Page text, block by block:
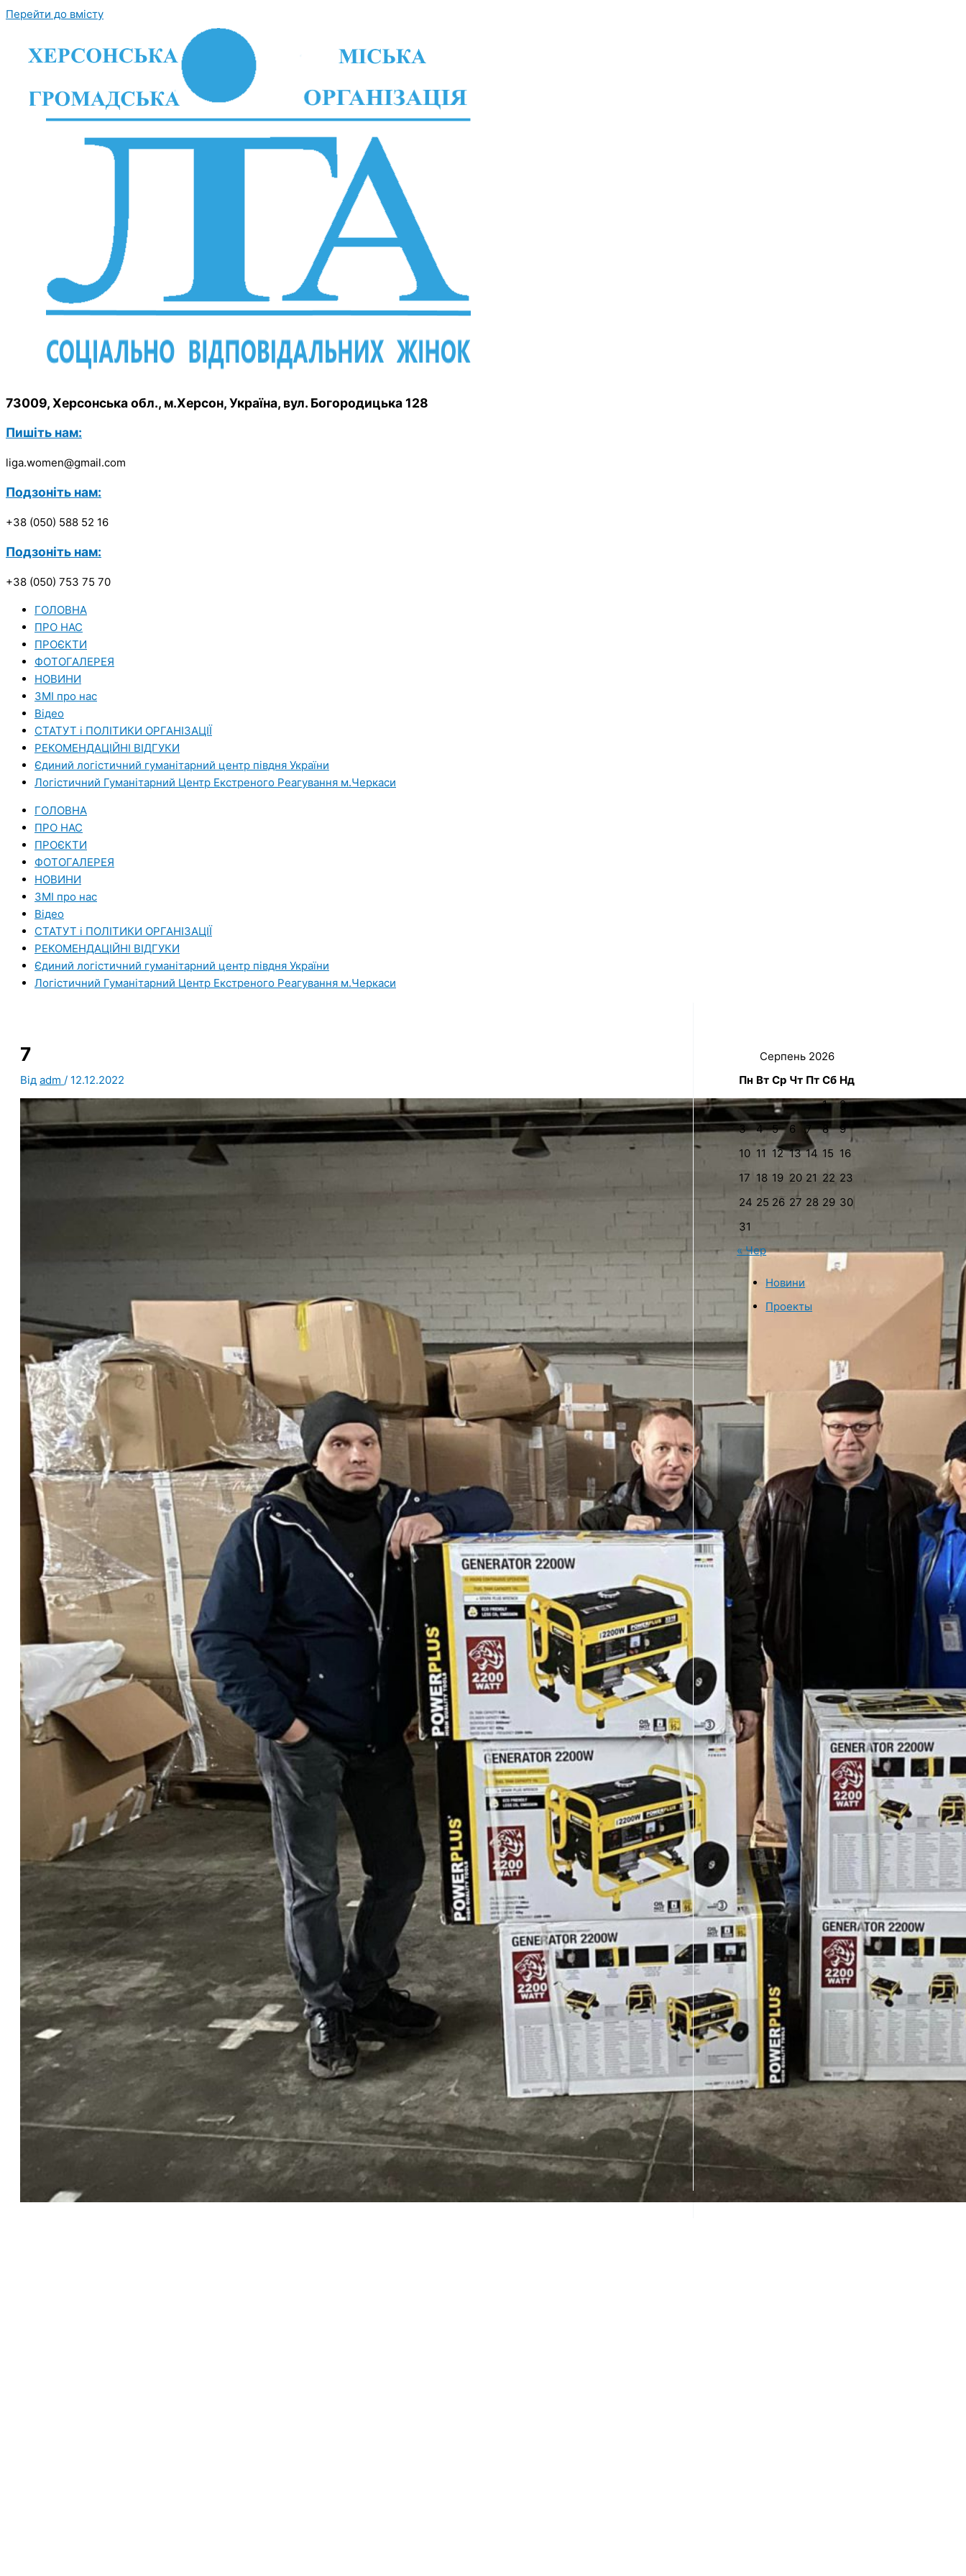
Перейти до вмісту
73009, Херсонська обл., м.Херсон, Україна, вул. Богородицька 128
Пишіть нам:
liga.women@gmail.com
Подзоніть нам:
+38 (050) 588 52 16
Подзоніть нам:
+38 (050) 753 75 70
ГОЛОВНА
ПРО НАС
ПРОЄКТИ
ФОТОГАЛЕРЕЯ
НОВИНИ
ЗМI про нас
Вiдео
СТАТУТ і ПОЛІТИКИ ОРГАНІЗАЦІЇ
РЕКОМЕНДАЦІЙНІ ВІДГУКИ
Єдиний логістичний гуманітарний центр півдня України
Логістичний Гуманітарний Центр Екстреного Реагування м.Черкаси
ГОЛОВНА
ПРО НАС
ПРОЄКТИ
ФОТОГАЛЕРЕЯ
НОВИНИ
ЗМI про нас
Вiдео
СТАТУТ і ПОЛІТИКИ ОРГАНІЗАЦІЇ
РЕКОМЕНДАЦІЙНІ ВІДГУКИ
Єдиний логістичний гуманітарний центр півдня України
Логістичний Гуманітарний Центр Екстреного Реагування м.Черкаси
7
Від adm / 12.12.2022
Серпень 2026
Пн Вт Ср Чт Пт Сб Нд
1
2
3
4 5 6 7 8
9
10 11 12 13 14 15 16
17 18 19 20 21 22 23
24 25 26 27 28 29 30
31
« Чер
Новини
Проекты